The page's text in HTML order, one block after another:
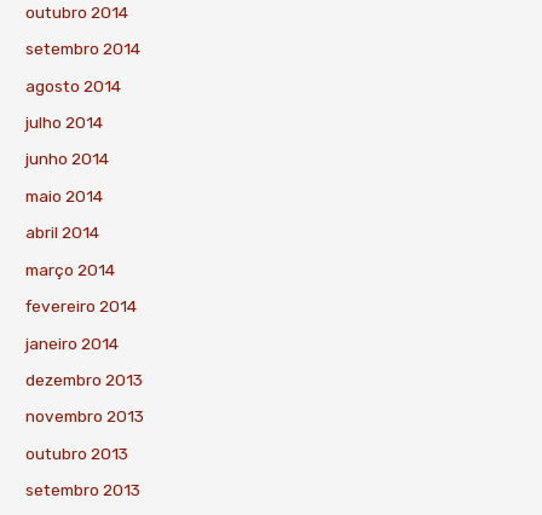
outubro 2014
setembro 2014
agosto 2014
julho 2014
junho 2014
maio 2014
abril 2014
março 2014
fevereiro 2014
janeiro 2014
dezembro 2013
novembro 2013
outubro 2013
setembro 2013